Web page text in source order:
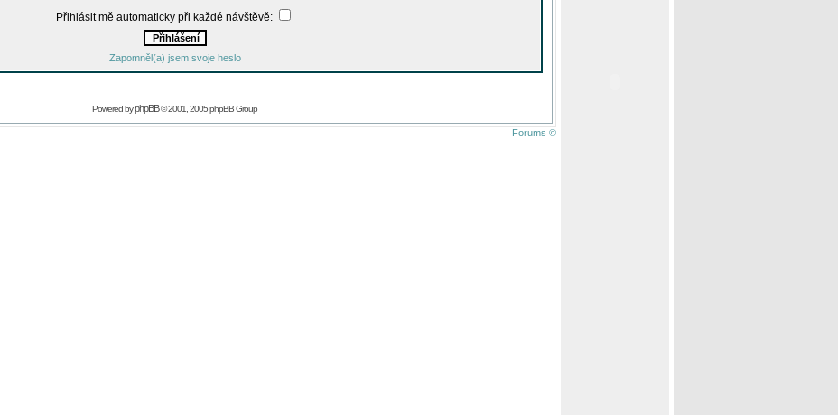
Přihlásit mě automaticky při každé návštěvě:
Zapomněl(a) jsem svoje heslo
Powered byphpBB© 2001, 2005 phpBB Group
Forums ©